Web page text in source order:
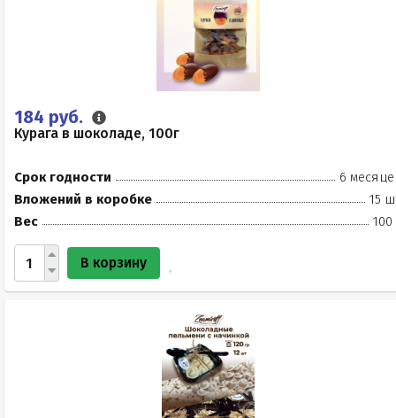
184 руб.
Курага в шоколаде, 100г
Срок годности
6
Вложений в коробке
15
Вес
100
В корзину